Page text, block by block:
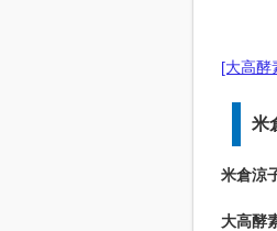
[大高酵
米
米倉涼
大高酵